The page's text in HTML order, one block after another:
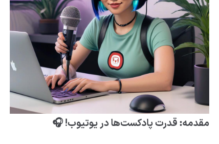
مقدمه: قدرت پادکست‌ها در یوتیوب! 🎧